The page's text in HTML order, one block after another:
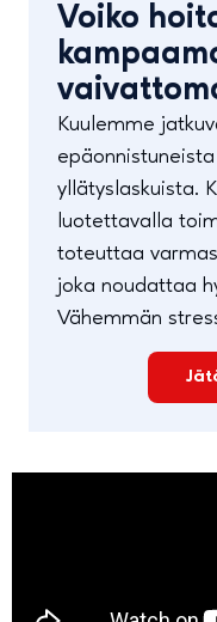
Voiko
Kuulemme
yllätyslaskuista.
luotettavalla
toteuttaa
joka noudattaa
Vähemmän